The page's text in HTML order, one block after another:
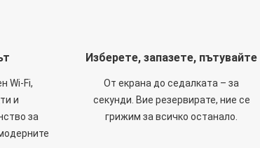
Wi-Fi,
и
за
Изберете, запазете, пътувайте
От екрана до седалката – за
секунди. Вие резервирате, ние се
грижим за всичко останало.